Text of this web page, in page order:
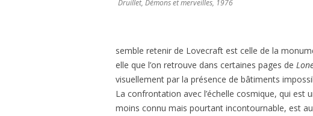
Druillet, Démons et merveilles, 1976
semble retenir de Lovecraft est celle de la
elle que l’on retrouve dans certaines pages de
visuellement par la présence de bâtiments
La confrontation avec l’échelle cosmique, qui est
moins connu mais pourtant incontournable, est